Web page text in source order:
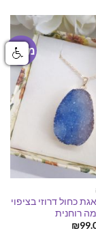
מיוחד
כחול דרוזי בציפוי
₪המחיר